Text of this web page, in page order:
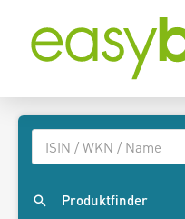
Produktfinder